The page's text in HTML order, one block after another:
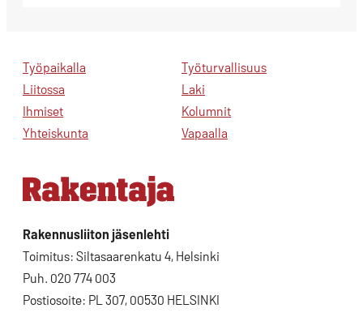
Työpaikalla
Liitossa
Ihmiset
Yhteiskunta
Työturvallisuus
Laki
Kolumnit
Vapaalla
Rakennusliiton jäsenlehti
Toimitus: Siltasaarenkatu 4, Helsinki
Puh. 020 774 003
Postiosoite: PL 307, 00530 HELSINKI